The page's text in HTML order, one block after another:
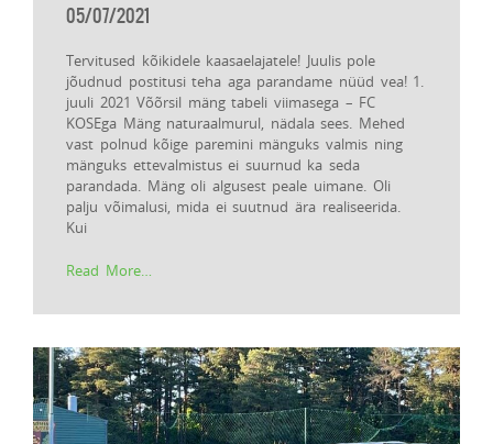
05/07/2021
Tervitused kõikidele kaasaelajatele! Juulis pole
jõudnud postitusi teha aga parandame nüüd vea! 1.
juuli 2021 Võõrsil mäng tabeli viimasega – FC
KOSEga Mäng naturaalmurul, nädala sees. Mehed
vast polnud kõige paremini mänguks valmis ning
mänguks ettevalmistus ei suurnud ka seda
parandada. Mäng oli algusest peale uimane. Oli
palju võimalusi, mida ei suutnud ära realiseerida.
Kui
Read More…